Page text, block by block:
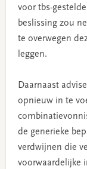
voor tbs-
beslissing zou
te overwegen
leggen.
Daarnaast
opnieuw in te
de generieke
verdwijnen die
voorwaardelijke